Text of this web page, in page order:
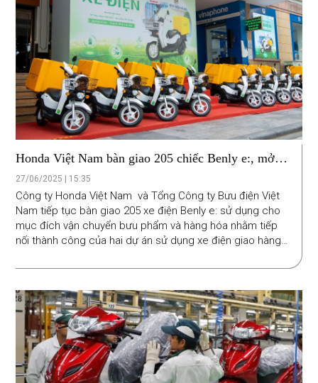
Honda Việt Nam bàn giao 205 chiếc Benly e:, mở
rộng dự án xe điện giao hàng
27/06/2025 | 15:35
Công ty Honda Việt Nam và Tổng Công ty Bưu điện Việt
Nam tiếp tục bàn giao 205 xe điện Benly e: sử dụng cho
mục đích vận chuyển bưu phẩm và hàng hóa nhằm tiếp
nối thành công của hai dự án sử dụng xe điện giao hàng